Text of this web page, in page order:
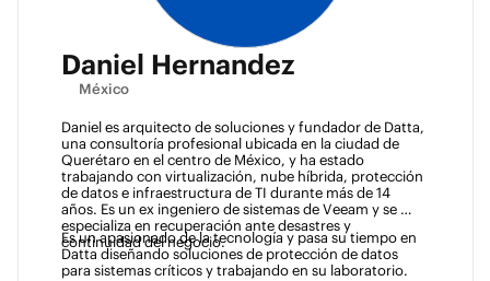
Daniel Hernandez
México
Daniel es arquitecto de soluciones y fundador de Datta,
una consultoría profesional ubicada en la ciudad de
Querétaro en el centro de México, y ha estado
trabajando con virtualización, nube híbrida, protección
de datos e infraestructura de TI durante más de 14
años. Es un ex ingeniero de sistemas de Veeam y se
especializa en recuperación ante desastres y
continuidad del negocio.
Es un apasionado de la tecnología y pasa su tiempo en
Datta diseñando soluciones de protección de datos
para sistemas críticos y trabajando en su laboratorio.